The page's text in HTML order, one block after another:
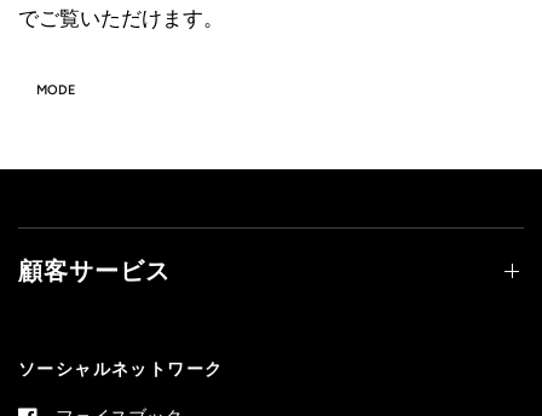
でご覧いただけます。
MODE
顧客サービス
ソーシャルネットワーク